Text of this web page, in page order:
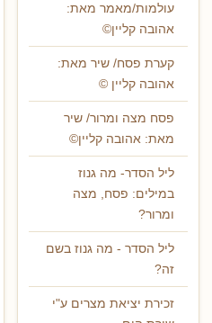
עולמות/מאמר מאת:
אהובה קליין©
קערת פסח/ שיר מאת:
אהובה קליין ©
פסח מצה ומרור/ שיר
מאת: אהובה קליין©
ליל הסדר- מה גנוז
במילים: פסח, מצה
ומרור?
ליל הסדר - מה גנוז בשם
זה?
זכירת יציאת מצרים ע"י